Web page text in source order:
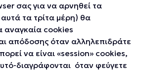
σας για να αρνηθεί τα
τα τρίτα μέρη) θα
αναγκαία cookies
απόδοσης όταν αλληλεπιδράτε
να είναι «session» cookies,
διαγράφονται όταν φεύγετε